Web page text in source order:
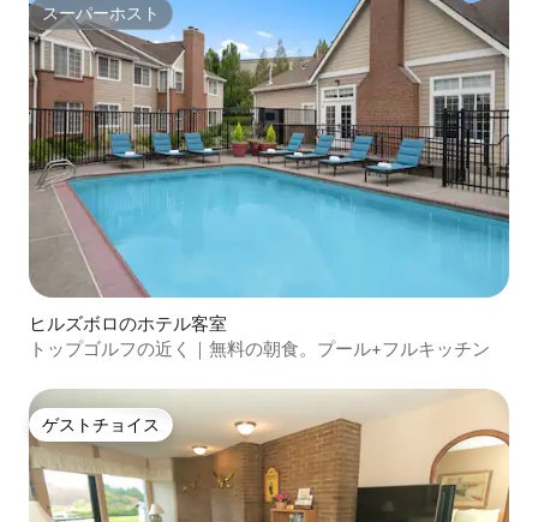
スーパーホスト
スーパーホスト
ヒルズボロのホテル客室
トップゴルフの近く｜無料の朝食。プール+フルキッチン
ゲストチョイス
ゲストチョイス